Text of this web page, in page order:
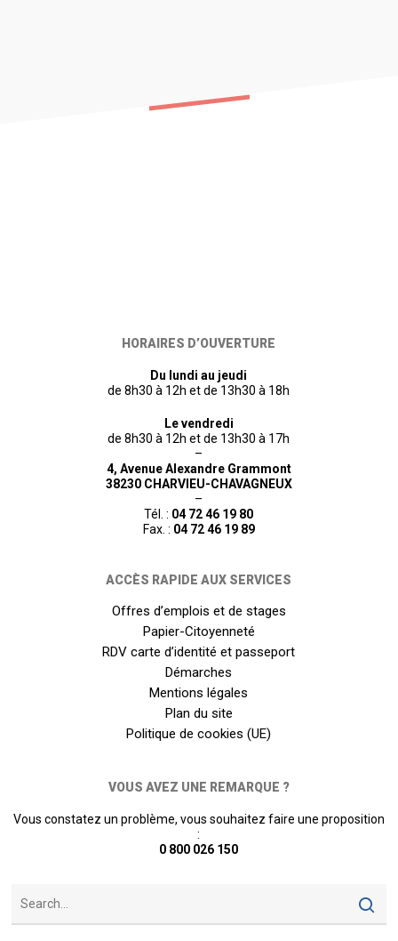
HORAIRES D’OUVERTURE
Du lundi au jeudi
de 8h30 à 12h et de 13h30 à 18h
Le vendredi
de 8h30 à 12h et de 13h30 à 17h
–
4, Avenue Alexandre Grammont
38230 CHARVIEU-CHAVAGNEUX
–
Tél. : 04 72 46 19 80
Fax. : 04 72 46 19 89
ACCÈS RAPIDE AUX SERVICES
Offres d’emplois et de stages
Papier-Citoyenneté
RDV carte d’identité et passeport
Démarches
Mentions légales
Plan du site
Politique de cookies (UE)
VOUS AVEZ UNE REMARQUE ?
Vous constatez un problème, vous souhaitez faire une proposition
:
0 800 026 150